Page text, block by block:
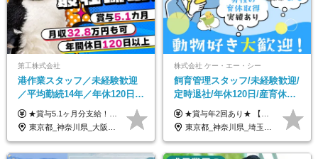
第工株式会社
港作業スタッフ／未経験歓迎
／平均勤続14年／年休120日以
上／食事手当・家族手当あり
／賞与5.1ヶ月分
★賞与5.1ヶ月分支給！ ★入社3年目・30代で年収730万円の先輩も活躍中！ ★入社1年目・20代で月収29万円の実績あり 月給：22.5万円～30.5万円＋各種手当＋賞与年2回＋残業代全額支給 ※経験・能力などを考慮のうえ決定します ※上記月給には食事手当(5000円／月）を含みます ※残業代は分単位で100％支給いたします ※試用期間3ヶ月。その間の給与・待遇に差異はありません 【月収例】 ◆33.5万円／31歳 入社7か月 ◆38.5万円／32歳 入社1年目 ◆48.4万円／44歳 入社12年目 ※経験・能力などを考慮のうえ決定 ※月収・給与例には休日手当も含みます 【手当詳細】 ◆交通費規定支給（上限3万5000円／月） ◆時間外手当全額支給 ◆休日出勤手当 ◆港湾住宅あり（1R・2万円台～） ◆資格取得支援制度：全額負担 ◆地域手当：関東地区1万円／月
東京都_神奈川県_大阪府_愛知県_兵庫県
株式会社 ケー・エー・シー
飼育管理スタッフ/未経験歓迎/
定時退社/年休120日/産育休実
績あり/連休取得OK/賞与年2
回/急募求人
★賞与年2回あり★ 【未経験の方】月給20万7,750円～＋賞与年2回＋残業代全額支給＋交通費支給 【生物系大卒の方】月給21万3,750円～＋賞与年2回＋残業代全額支給＋交通費支給 ★手当が充実★ ・資格手当（実験動物技術者2級：月3,000円、1級：月7,000円） ・家族手当 ・住宅費用補助（転居を伴う転勤の場合：最大5年間支給） ・残業代全額支給 ※入社5年目程度で賞与4.6ヶ月分の支給実績あり ※月給の金額は、能力やスキルを考慮して決定します ※試用期間6ヶ月あり（雇用形態・給与・待遇に差異なし）
東京都_神奈川県_埼玉県_大阪府_愛知県_茨城県_三重県_京都府_佐賀県